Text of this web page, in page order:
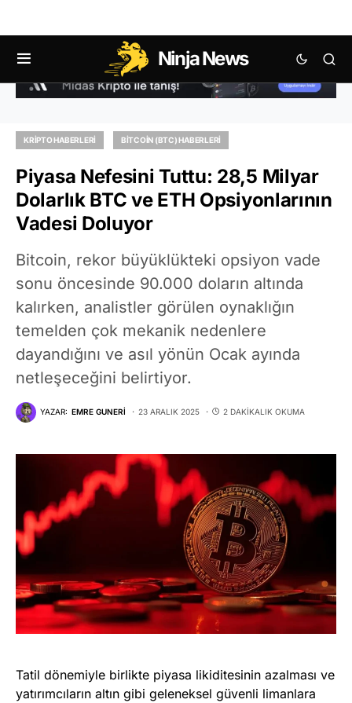
Ninja News
KRIPTO HABERLERI BITCOIN (BTC) HABERLERI
Piyasa Nefesini Tuttu: 28,5 Milyar
Dolarlık BTC ve ETH Opsiyonlarının
Vadesi Doluyor
Bitcoin, rekor büyüklükteki opsiyon vade
sonu öncesinde 90.000 doların altında
kalırken, analistler görülen oynaklığın
temelden çok mekanik nedenlere
dayandığını ve asıl yönün Ocak ayında
netleşeceğini belirtiyor.
YAZAR: EMRE GUNERI 23 ARALIK 2025 2 DAKIKALIK OKUMA
Tatil dönemiyle birlikte piyasa likiditesinin azalması ve
yatırımcıların altın gibi geleneksel güvenli limanlara